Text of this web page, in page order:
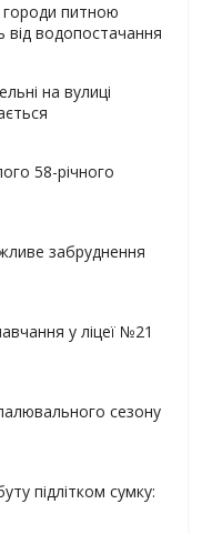
питною
від водопостачання
на вулиці
58-річного
забруднення
у ліцеї №21
сезону
підлітком сумку: